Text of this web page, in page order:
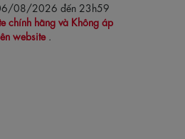
06/08/2026 đến 23h59
chính hãng và Không áp
website